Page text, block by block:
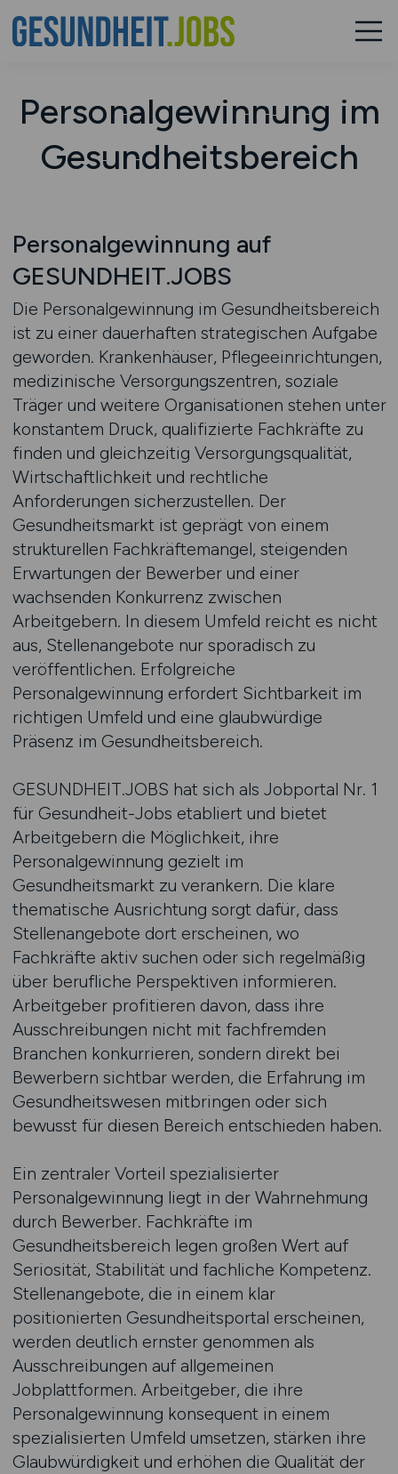
Personalgewinnung im
Gesundheitsbereich
Personalgewinnung auf
GESUNDHEIT.JOBS
Die Personalgewinnung im Gesundheitsbereich
ist zu einer dauerhaften strategischen Aufgabe
geworden. Krankenhäuser, Pflegeeinrichtungen,
medizinische Versorgungszentren, soziale
Träger und weitere Organisationen stehen unter
konstantem Druck, qualifizierte Fachkräfte zu
finden und gleichzeitig Versorgungsqualität,
Wirtschaftlichkeit und rechtliche
Anforderungen sicherzustellen. Der
Gesundheitsmarkt ist geprägt von einem
strukturellen Fachkräftemangel, steigenden
Erwartungen der Bewerber und einer
wachsenden Konkurrenz zwischen
Arbeitgebern. In diesem Umfeld reicht es nicht
aus, Stellenangebote nur sporadisch zu
veröffentlichen. Erfolgreiche
Personalgewinnung erfordert Sichtbarkeit im
richtigen Umfeld und eine glaubwürdige
Präsenz im Gesundheitsbereich.
GESUNDHEIT.JOBS hat sich als Jobportal Nr. 1
für Gesundheit-Jobs etabliert und bietet
Arbeitgebern die Möglichkeit, ihre
Personalgewinnung gezielt im
Gesundheitsmarkt zu verankern. Die klare
thematische Ausrichtung sorgt dafür, dass
Stellenangebote dort erscheinen, wo
Fachkräfte aktiv suchen oder sich regelmäßig
über berufliche Perspektiven informieren.
Arbeitgeber profitieren davon, dass ihre
Ausschreibungen nicht mit fachfremden
Branchen konkurrieren, sondern direkt bei
Bewerbern sichtbar werden, die Erfahrung im
Gesundheitswesen mitbringen oder sich
bewusst für diesen Bereich entschieden haben.
Ein zentraler Vorteil spezialisierter
Personalgewinnung liegt in der Wahrnehmung
durch Bewerber. Fachkräfte im
Gesundheitsbereich legen großen Wert auf
Seriosität, Stabilität und fachliche Kompetenz.
Stellenangebote, die in einem klar
positionierten Gesundheitsportal erscheinen,
werden deutlich ernster genommen als
Ausschreibungen auf allgemeinen
Jobplattformen. Arbeitgeber, die ihre
Personalgewinnung konsequent in einem
spezialisierten Umfeld umsetzen, stärken ihre
Glaubwürdigkeit und erhöhen die Qualität der